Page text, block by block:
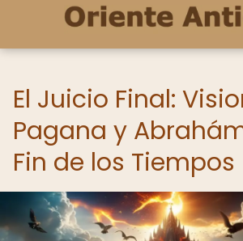
El Juicio Final:
Pagana y
Fin de los Tiempos